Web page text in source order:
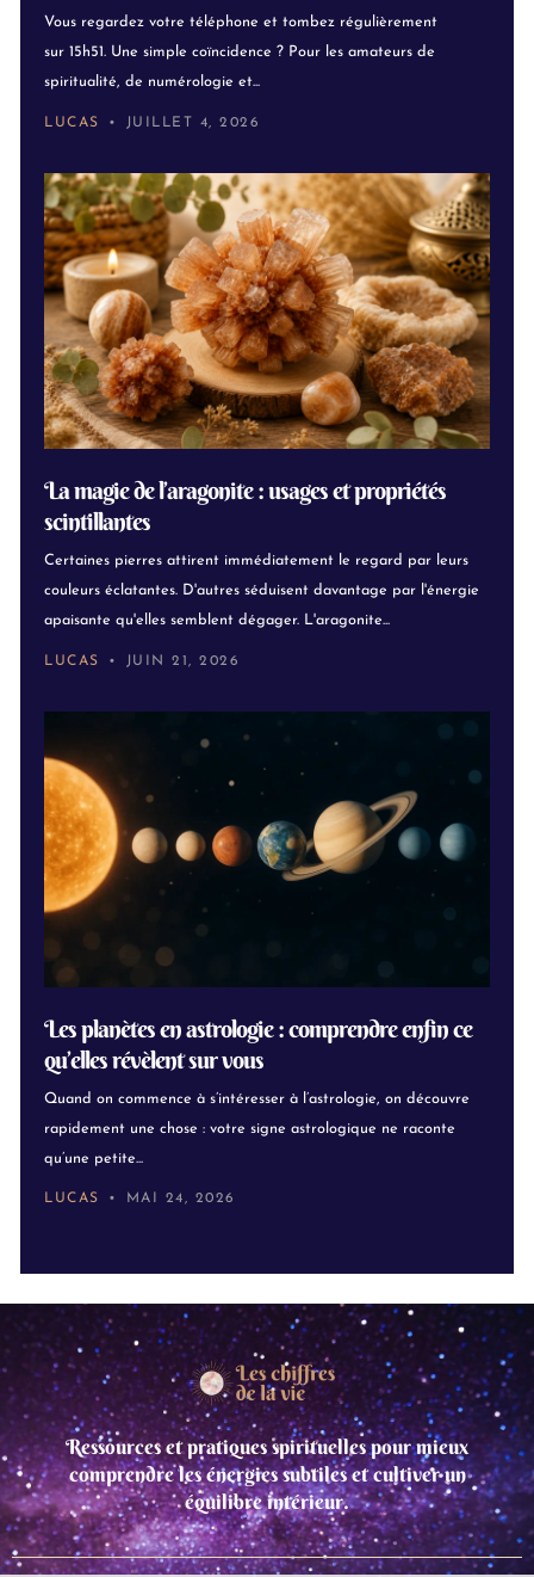
Vous regardez votre téléphone et tombez régulièrement
sur 15h51. Une simple coïncidence ? Pour les amateurs de
spiritualité, de numérologie et...
LUCAS JUILLET 4, 2026
La magie de l’aragonite : usages et propriétés
scintillantes
Certaines pierres attirent immédiatement le regard par leurs
couleurs éclatantes. D'autres séduisent davantage par l'énergie
apaisante qu'elles semblent dégager. L'aragonite...
LUCAS JUIN 21, 2026
Les planètes en astrologie : comprendre enfin ce
qu’elles révèlent sur vous
Quand on commence à s’intéresser à l’astrologie, on découvre
rapidement une chose : votre signe astrologique ne raconte
qu’une petite...
LUCAS MAI 24, 2026
Ressources et pratiques spirituelles pour mieux
comprendre les énergies subtiles et cultiver un
équilibre intérieur.